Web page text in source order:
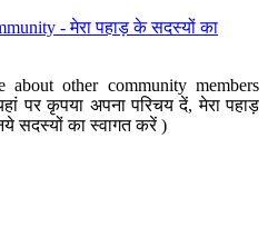
- मेरा पहाड़ के सदस्यों का
about other community members
पर कृपया अपना परिचय दें, मेरा पहाड़
सदस्यों का स्वागत करें )